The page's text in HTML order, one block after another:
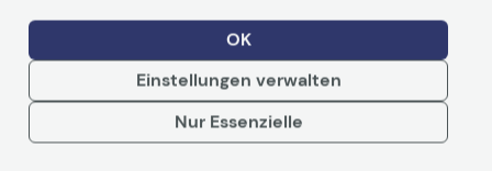
EAN
0617079300117,
4939761300790
Hauptmerkmale
Produktbeschreibung
Fujitsu Tragetasche
Weiterlesen
OK
Einstellungen verwalten
Nur Essenzielle